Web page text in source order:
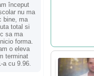
început
nu ma
bine, ma
total si
sa ma
forma.
o eleva
terminat
a cu 9.96.